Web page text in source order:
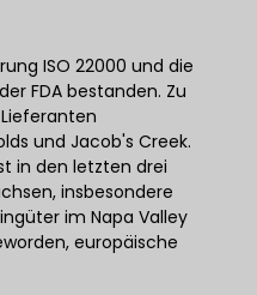
ISO 22000 und die
FDA bestanden. Zu
und Jacob's Creek.
in den letzten drei
insbesondere
im Napa Valley
europäische